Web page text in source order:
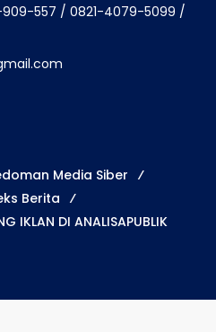
557 / 0821-4079-5099 /
Media Siber
Berita
IKLAN DI ANALISAPUBLIK